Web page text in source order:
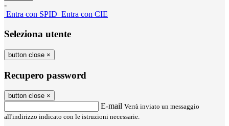
-
Entra con SPID Entra con CIE
Seleziona utente
button close ×
Recupero password
button close ×
E-mail Verrà inviato un messaggio
all'indirizzo indicato con le istruzioni necessarie.